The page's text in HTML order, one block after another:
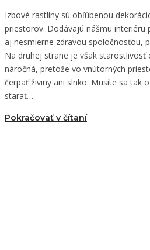
Izbové rastliny sú obľúbenou
priestorov. Dodávajú nášmu interiéru
aj nesmierne zdravou spoločnosťou,
Na druhej strane je však starostlivosť
náročná, pretože vo vnútorných
čerpať živiny ani slnko. Musíte sa tak
starať…
Pokračovať v čítaní